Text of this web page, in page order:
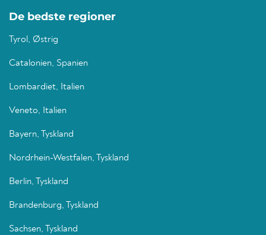
De bedste regioner
Tyrol, Østrig
Catalonien, Spanien
Lombardiet, Italien
Veneto, Italien
Bayern, Tyskland
Nordrhein-Westfalen, Tyskland
Berlin, Tyskland
Brandenburg, Tyskland
Sachsen, Tyskland